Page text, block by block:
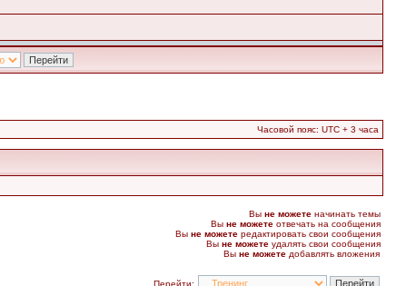
Часовой пояс: UTC + 3 часа
Вы не можете начинать темы
Вы не можете отвечать на сообщения
Вы не можете редактировать свои сообщения
Вы не можете удалять свои сообщения
Вы не можете добавлять вложения
Перейти: